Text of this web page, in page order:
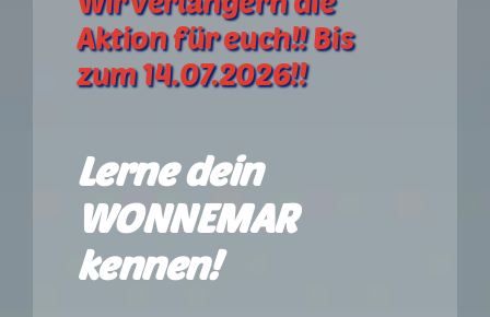
Restaurant
BOWLS
Aktion für euch!! Bis
zum 14.07.2026!!
Lerne dein
WONNEMAR
kennen!